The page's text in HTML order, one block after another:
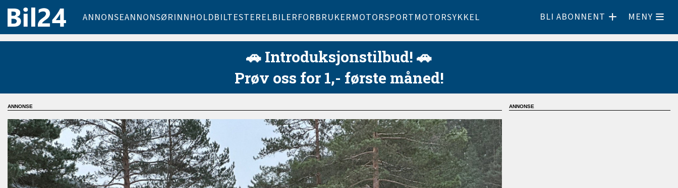
ANNONSEANNONSØRINNHOLDBILTESTERELBILERFORBRUKERMOTORSPORTMOTORSYKKEL BLI ABONNENT MENY
🚗 Introduksjonstilbud! 🚗
Prøv oss for 1,- første måned!